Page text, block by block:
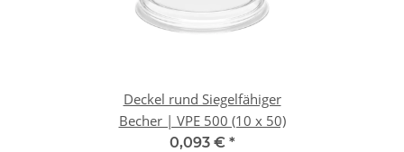
Deckel rund Siegelfähiger
Becher | VPE 500 (10 x 50)
0,093 € *